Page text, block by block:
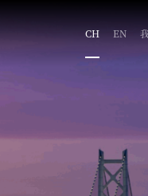
CH EN